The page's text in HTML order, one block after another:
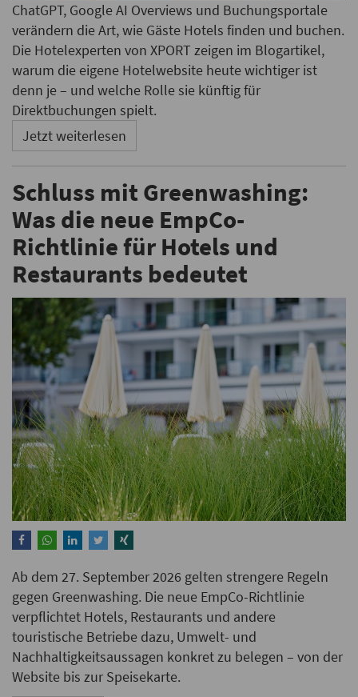
ChatGPT, Google AI Overviews und Buchungsportale
verändern die Art, wie Gäste Hotels finden und buchen.
Die Hotelexperten von XPORT zeigen im Blogartikel,
warum die eigene Hotelwebsite heute wichtiger ist
denn je – und welche Rolle sie künftig für
Direktbuchungen spielt.
Jetzt weiterlesen
Schluss mit Greenwashing:
Was die neue EmpCo-
Richtlinie für Hotels und
Restaurants bedeutet
Ab dem 27. September 2026 gelten strengere Regeln
gegen Greenwashing. Die neue EmpCo-Richtlinie
verpflichtet Hotels, Restaurants und andere
touristische Betriebe dazu, Umwelt- und
Nachhaltigkeitsaussagen konkret zu belegen – von der
Website bis zur Speisekarte.